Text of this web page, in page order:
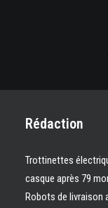
Rédaction
Trottinettes
casque après 79
Robots de livraison